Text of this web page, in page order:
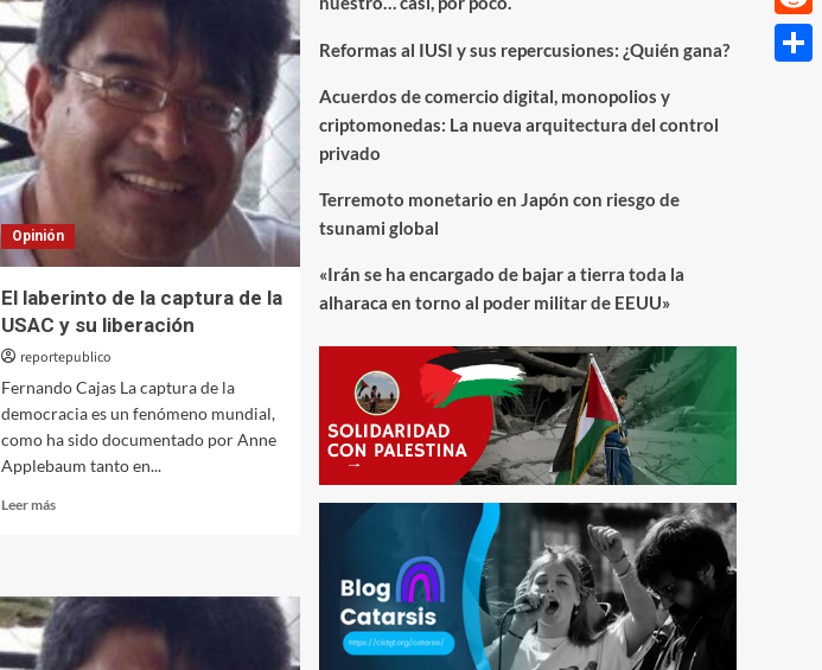
Opinión
El laberinto de la captura de la
USAC y su liberación
reportepublico
Fernando Cajas La captura de la
democracia es un fenómeno mundial,
como ha sido documentado por Anne
Applebaum tanto en...
Leer másLeer
de
captura
Reformas al IUSI y sus repercusiones: ¿Quién gana?
Acuerdos de comercio digital, monopolios y
criptomonedas: La nueva arquitectura del control
privado
Terremoto monetario en Japón con riesgo de
tsunami global
«Irán se ha encargado de bajar a tierra toda la
alharaca en torno al poder militar de EEUU»